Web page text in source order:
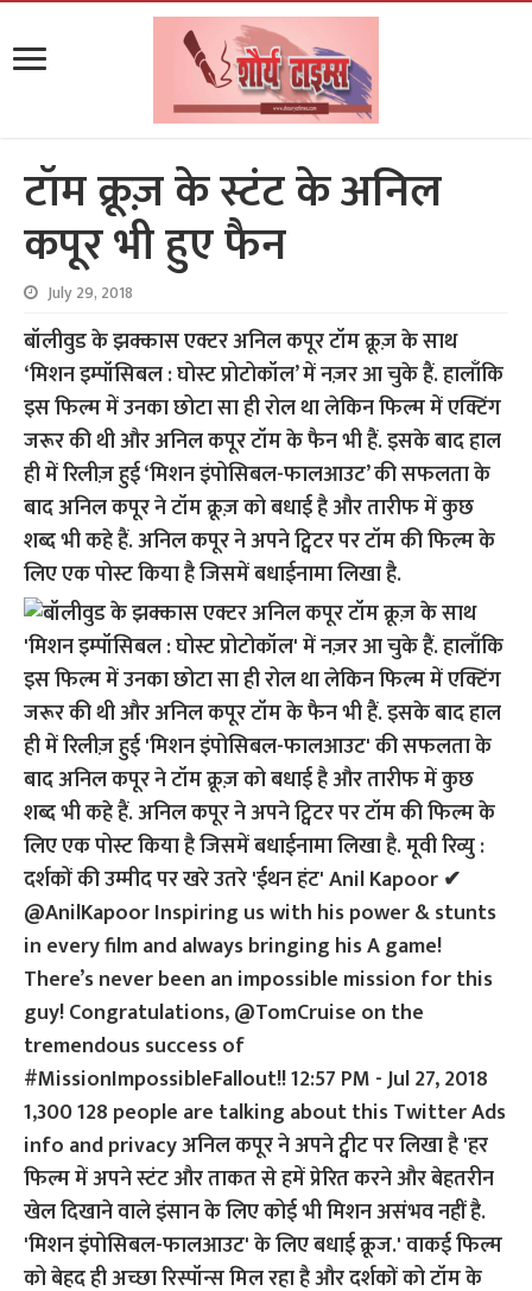
टॉम क्रूज़ के स्टंट के अनिल
कपूर भी हुए फैन
July 29, 2018
बॉलीवुड के झक्कास एक्टर अनिल कपूर टॉम क्रूज़ के साथ
‘मिशन इम्पॉसिबल : घोस्ट प्रोटोकॉल’ में नज़र आ चुके हैं. हालाँकि
इस फिल्म में उनका छोटा सा ही रोल था लेकिन फिल्म में एक्टिंग
जरूर की थी और अनिल कपूर टॉम के फैन भी हैं. इसके बाद हाल
ही में रिलीज़ हुई ‘मिशन इंपोसिबल-फालआउट’ की सफलता के
बाद अनिल कपूर ने टॉम क्रूज़ को बधाई है और तारीफ में कुछ
शब्द भी कहे हैं. अनिल कपूर ने अपने ट्विटर पर टॉम की फिल्म के
लिए एक पोस्ट किया है जिसमें बधाईनामा लिखा है.